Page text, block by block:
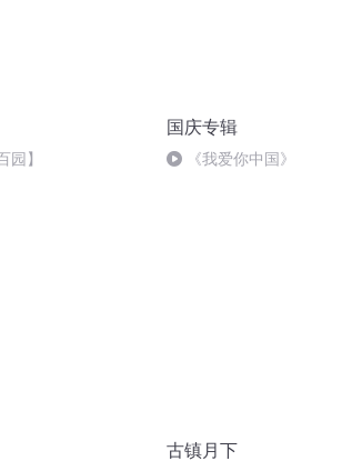
园】
国庆专辑
《我爱你中国》
古镇月下